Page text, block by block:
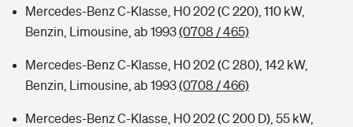
Typklassen: So ist Ihr Auto eingestuft
Mercedes-Benz C-Klasse, H0 202 (C 220), 110 kW,
Benzin, Limousine, ab 1993(0708 / 465)
Mercedes-Benz C-Klasse, H0 202 (C 280), 142 kW,
Benzin, Limousine, ab 1993(0708 / 466)
Mercedes-Benz C-Klasse, H0 202 (C 200 D), 55 kW,